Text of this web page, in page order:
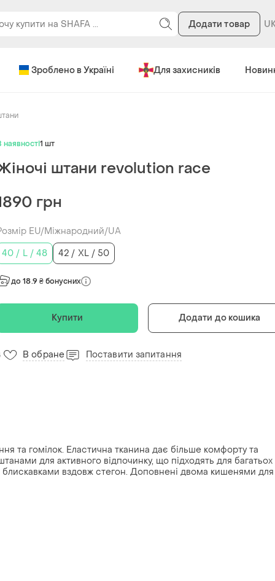
Додати товар
Зроблено в Україні Для захисників
наявності1 шт
штани revolution race
грн
EU/Міжнародний/UA
40 / L / 48
42 / XL / 50
до 18.9 ₴ бонусних
Купити Додати до кошика
В обране Поставити запитання
та гомілок. Еластична тканина дає більше комфорту та
для активного відпочинку, що підходять для багатьох
вздовж стегон. Доповнені двома кишенями для